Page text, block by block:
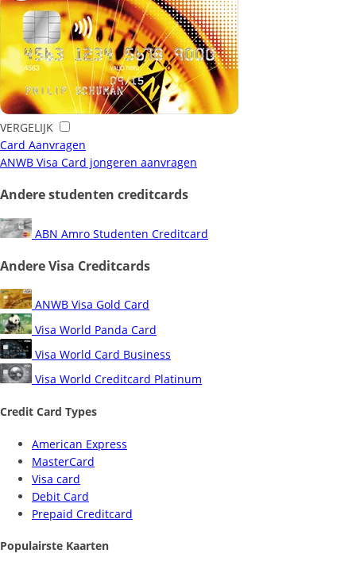
VERGELIJK
Card Aanvragen
ANWB Visa Card jongeren aanvragen
Andere studenten creditcards
ABN Amro Studenten Creditcard
Andere Visa Creditcards
ANWB Visa Gold Card
Visa World Panda Card
Visa World Card Business
Visa World Creditcard Platinum
Credit Card Types
American Express
MasterCard
Visa card
Debit Card
Prepaid Creditcard
Populairste Kaarten